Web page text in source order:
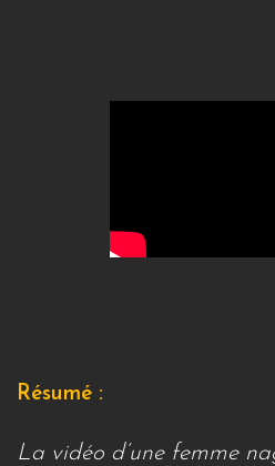
Résumé :
La vidéo d’une femme